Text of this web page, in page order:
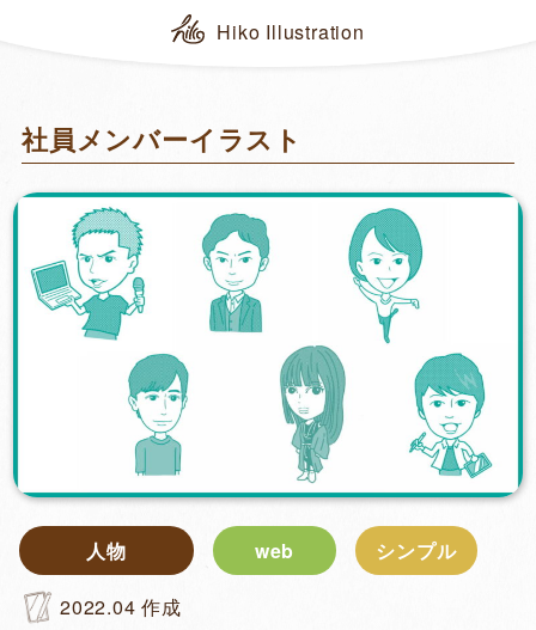
Hiko Illustration
社員メンバーイラスト
人物 web シンプル
2022.04 作成